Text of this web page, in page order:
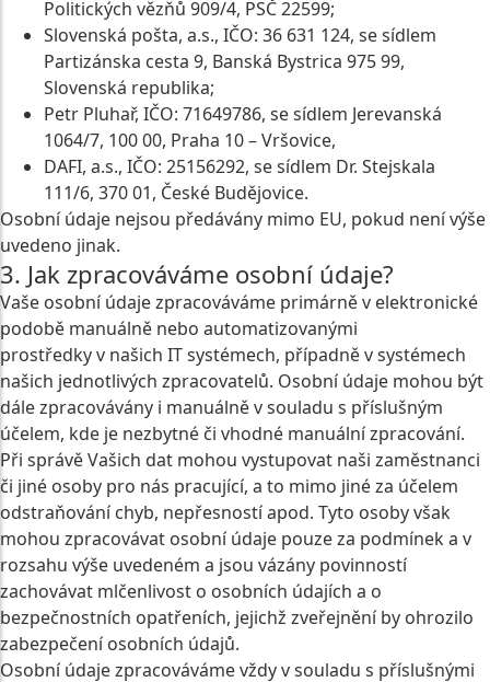
Politických vězňů 909/4, PSČ 22599;
Slovenská pošta, a.s., IČO: 36 631 124, se sídlem
Partizánska cesta 9, Banská Bystrica 975 99,
Slovenská republika;
Petr Pluhař, IČO: 71649786, se sídlem Jerevanská
1064/7, 100 00, Praha 10 – Vršovice,
DAFI, a.s., IČO: 25156292, se sídlem Dr. Stejskala
111/6, 370 01, České Budějovice.
Osobní údaje nejsou předávány mimo EU, pokud není výše
uvedeno jinak.
3. Jak zpracováváme osobní údaje?
Vaše osobní údaje zpracováváme primárně v elektronické
podobě manuálně nebo automatizovanými
prostředky v našich IT systémech, případně v systémech
našich jednotlivých zpracovatelů. Osobní údaje mohou být
dále zpracovávány i manuálně v souladu s příslušným
účelem, kde je nezbytné či vhodné manuální zpracování.
Při správě Vašich dat mohou vystupovat naši zaměstnanci
či jiné osoby pro nás pracující, a to mimo jiné za účelem
odstraňování chyb, nepřesností apod. Tyto osoby však
mohou zpracovávat osobní údaje pouze za podmínek a v
rozsahu výše uvedeném a jsou vázány povinností
zachovávat mlčenlivost o osobních údajích a o
bezpečnostních opatřeních, jejichž zveřejnění by ohrozilo
zabezpečení osobních údajů.
Osobní údaje zpracováváme vždy v souladu s příslušnými